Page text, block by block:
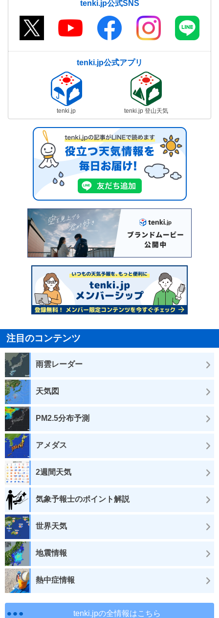
tenki.jp公式SNS
tenki.jp公式アプリ
tenki.jp tenki.jp 登山天気
注目のコンテンツ
雨雲レーダー
天気図
PM2.5分布予測
アメダス
2週間天気
気象予報士のポイント解説
世界天気
地震情報
熱中症情報
tenki.jpの全情報はこちら